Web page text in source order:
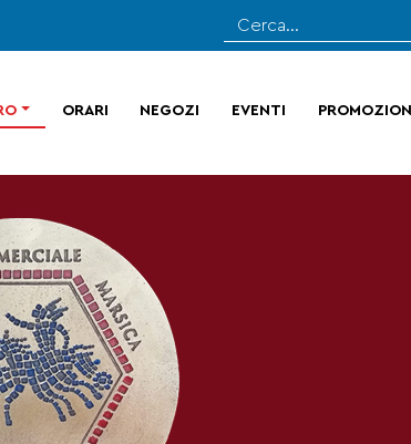
ORARI NEGOZI EVENTI PROMOZIONI